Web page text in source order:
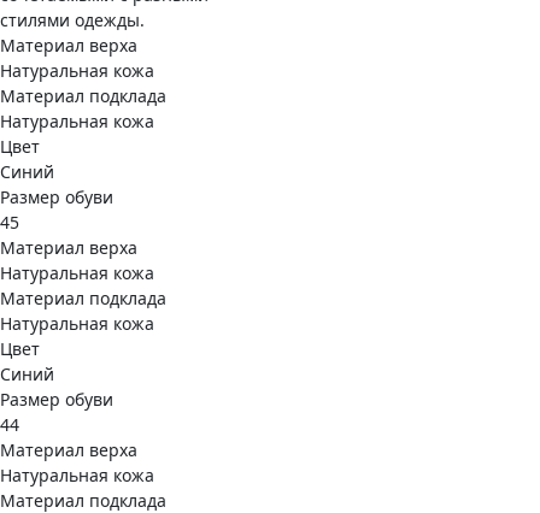
стилями одежды.
Материал верха
Натуральная кожа
Материал подклада
Натуральная кожа
Цвет
Синий
Размер обуви
45
Материал верха
Натуральная кожа
Материал подклада
Натуральная кожа
Цвет
Синий
Размер обуви
44
Материал верха
Натуральная кожа
Материал подклада